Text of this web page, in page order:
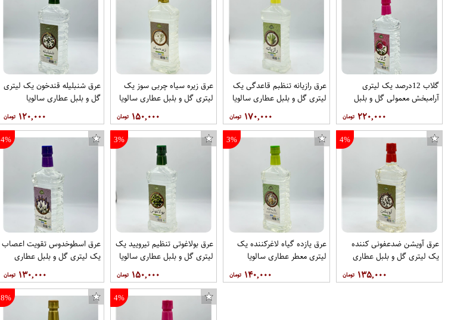
گلاب 12درصد یک لیتری
آرامبخش معمولی گل و بلبل
۲۲۰,۰۰۰
عرق رازیانه تنظبم قاعدگی یک
لیتری گل و بلبل عطاری سالویا
۱۷۰,۰۰۰
عرق زیره سیاه چربی سوز یک
لیتری گل و بلبل عطاری سالویا
۱۵۰,۰۰۰
عرق شنبلیله قندخون یک لیتری
گل و بلبل عطاری سالویا
۱۲۰,۰۰۰
4%
عرق آویشن ضدعفونی کننده
یک لیتری گل و بلبل عطاری
۱۳۵,۰۰۰
3%
عرق یازده گیاه لاغرکننده یک
لیتری معطر عطاری سالویا
۱۴۰,۰۰۰
3%
عرق بولاغوتی تنظیم تیرویید یک
لیتری گل و بلبل عطاری سالویا
۱۵۰,۰۰۰
4%
عرق اسطوخدوس تقویت اعصاب
یک لیتری گل و بلبل عطاری
۱۳۰,۰۰۰
4%
8%